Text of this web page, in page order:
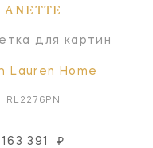
ANETTE
для картин
Lauren Home
RL2276PN
163 391 ₽